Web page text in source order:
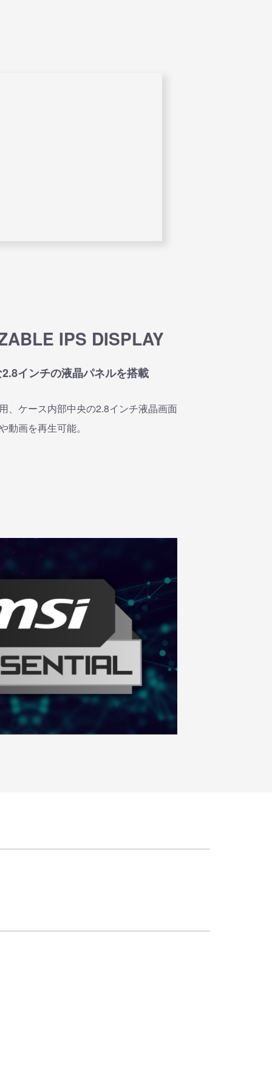
IPS DISPLAY
インチの液晶パネルを搭載
、ケース内部中央の2.8インチ液晶画面
動画を再生可能。